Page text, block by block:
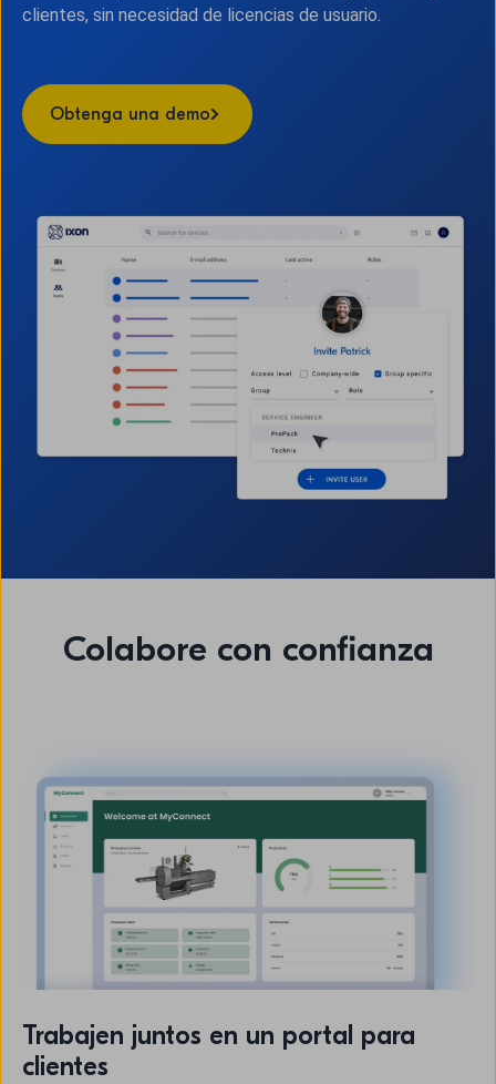
clientes, sin necesidad de licencias de usuario.
Obtenga una demo
Colabore con confianza
Trabajen juntos en un portal para
clientes